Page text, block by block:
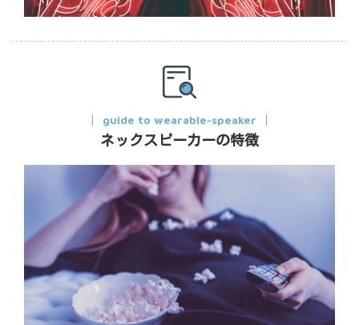
guide to wearable-speaker
ネックスピーカーの特徴